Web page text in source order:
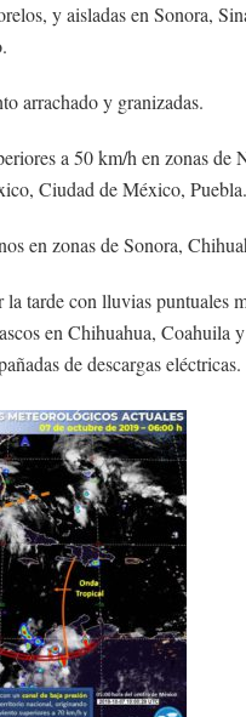
y aisladas en Sonora,
arrachado y granizadas.
a 50 km/h en zonas
Ciudad de México, Puebla.
en zonas de Sonora,
tarde con lluvias puntuales
en Chihuahua, Coahuila
de descargas eléctricas.